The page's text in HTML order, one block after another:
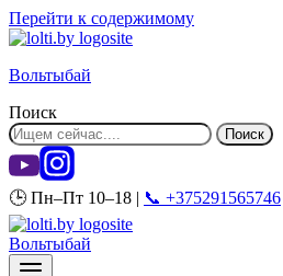
Перейти к содержимому
Вольтыбай
Поиск
Поиск
🕒 Пн–Пт 10–18 | 📞 +375291565746
Вольтыбай